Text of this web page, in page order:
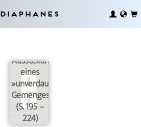
Diaphanes
Ausstellung
eines
»unverdaulichen
Gemenges«
(S. 195 –
224)